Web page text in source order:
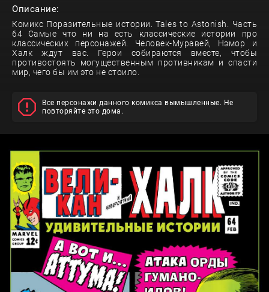
Описание:
Комикс Поразительные истории. Tales to Astonish. Часть
64 Самые что ни на есть классические истории про
классических персонажей. Человек-Муравей, Нэмор и
Халк ждут вас. Герои собираются вместе, чтобы
противостоять могущественным противникам и спасти
мир, чего бы им это не стоило.
Все персонажи данного комикса вымышленные. Не
повторяйте это дома.